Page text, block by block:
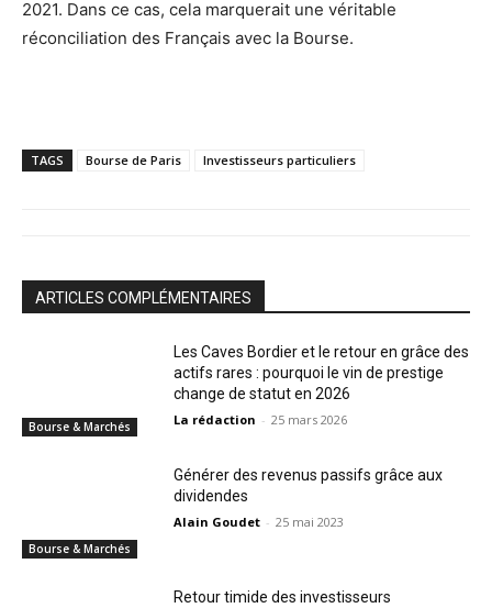
2021. Dans ce cas, cela marquerait une véritable
réconciliation des Français avec la Bourse.
TAGS Bourse de Paris Investisseurs particuliers
ARTICLES COMPLÉMENTAIRES
Bourse & Marchés
Les Caves Bordier et le retour en grâce des
actifs rares : pourquoi le vin de prestige
change de statut en 2026
La rédaction - 25 mars 2026
Bourse & Marchés
Générer des revenus passifs grâce aux
dividendes
Alain Goudet - 25 mai 2023
Retour timide des investisseurs